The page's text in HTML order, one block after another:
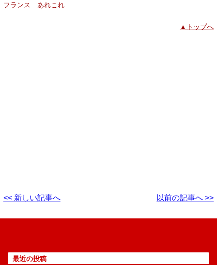
フランス あれこれ
▲トップへ
<< 新しい記事へ 以前の記事へ >>
最近の投稿